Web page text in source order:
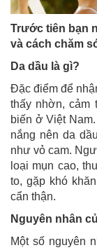
Trước tiên bạn
và cách chăm
Da dầu là gì?
Đặc điểm để
thấy nhờn, cảm
biến ở Việt
nắng nên da
như vỏ cam.
loại mụn cao,
to, gặp khó
cẩn thận.
Nguyên nhân
Một số nguyên